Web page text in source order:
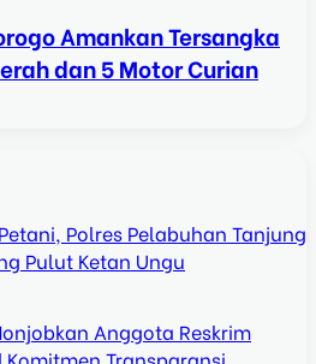
Amankan Tersangka
dan 5 Motor Curian
Polres Pelabuhan Tanjung
Pulut Ketan Ungu
Anggota Reskrim
Komitmen Transparansi